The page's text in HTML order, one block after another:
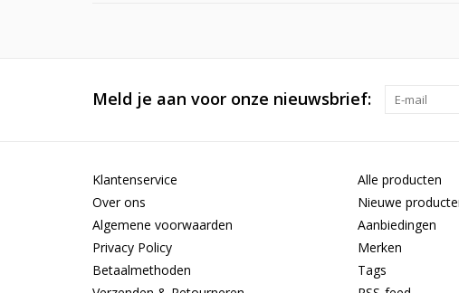
Meld je aan voor onze nieuwsbrief:
Klantenservice
Over ons
Algemene voorwaarden
Privacy Policy
Betaalmethoden
Alle producten
Nieuwe
Aanbiedingen
Merken
Tags